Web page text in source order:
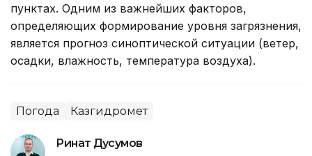
пунктах. Одним из важнейших факторов,
определяющих формирование уровня загрязнения,
является прогноз синоптической ситуации (ветер,
осадки, влажность, температура воздуха).
Погода Казгидромет
Ринат Дусумов